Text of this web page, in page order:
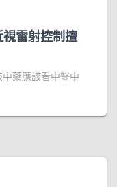
雷射控制擅
藥應該看中醫中